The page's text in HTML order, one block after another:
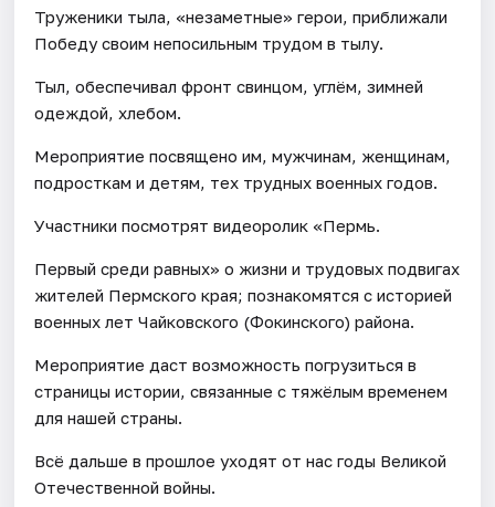
Труженики тыла, «незаметные» герои, приближали
Победу своим непосильным трудом в тылу.
Тыл, обеспечивал фронт свинцом, углём, зимней
одеждой, хлебом.
Мероприятие посвящено им, мужчинам, женщинам,
подросткам и детям, тех трудных военных годов.
Участники посмотрят видеоролик «Пермь.
Первый среди равных» о жизни и трудовых подвигах
жителей Пермского края; познакомятся с историей
военных лет Чайковского (Фокинского) района.
Мероприятие даст возможность погрузиться в
страницы истории, связанные с тяжёлым временем
для нашей страны.
Всё дальше в прошлое уходят от нас годы Великой
Отечественной войны.